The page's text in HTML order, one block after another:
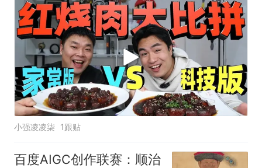
小强凌凌柒 1跟贴
百度AIGC创作联赛：顺治